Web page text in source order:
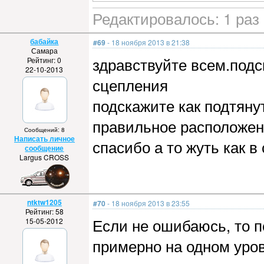
Редактировалось: 1
бабайка
Самара
Рейтинг: 0
22-10-2013
Сообщений: 8
Написать личное
сообщение
Largus CROSS
#69- 18 ноября 2013 в 21:38
здравствуйте
сцепления
подскажите как
правильное
спасибо а то жуть как в
ntktw1205
Рейтинг: 58
15-05-2012
#70- 18 ноября 2013 в 23:55
Если не ошибаюсь, то
примерно на одном